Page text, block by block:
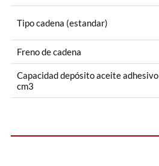
Tipo cadena (estandar)
Freno de cadena
Capacidad depósito aceite adhesivo
cm3